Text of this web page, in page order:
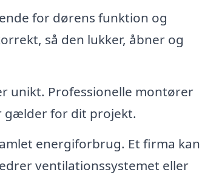
for dørens funktion og
så den lukker, åbner og
unikt. Professionelle montører
gælder for dit projekt.
energiforbrug. Et firma kan
ventilationssystemet eller